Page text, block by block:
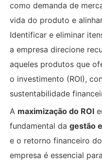
como demanda de
vida do produto e
Identificar e eliminar
a empresa direcione
aqueles produtos que
o investimento (ROI),
sustentabilidade
A maximização do ROI
fundamental da gestão
e o retorno financeiro
empresa é essencial